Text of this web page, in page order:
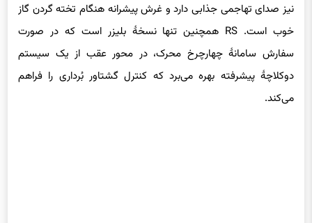
نیز صدای تهاجمی جذابی دارد و غرش پیشرانه هنگام تخته گردن گاز
خوب است. RS همچنین تنها نسخهٔ بلیزر است که در صورت
سفارش سامانهٔ چهارچرخ محرک، در محور عقب از یک سیستم
دوکلاچهٔ پیشرفته بهره می‌برد که کنترل گشتاور بُرداری را فراهم
می‌کند.